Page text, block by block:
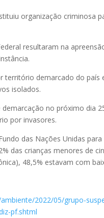
organização criminosa
resultaram na
território demarcado do
isolados.
no próximo dia
por invasores.
das Nações Unidas
das crianças menores de
48,5% estavam com
2022/05/grupo-
pf.shtml